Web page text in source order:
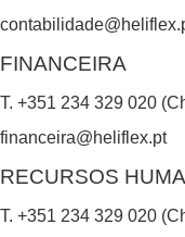
a
n
k
.
FINANCEIRA
T. +351 234 329 020
financeira@heliflex.pt
RECURSOS
T. +351 234 329 020